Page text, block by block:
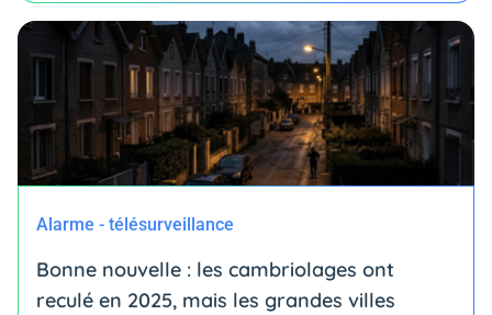
Alarme - télésurveillance
Bonne nouvelle : les cambriolages ont
reculé en 2025, mais les grandes villes